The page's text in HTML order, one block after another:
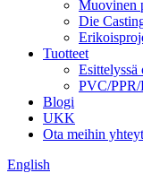
Muovinen
Die
Tuotteet
Esittelyssä
PVC/
Blogi
UKK
Ota meihin
English